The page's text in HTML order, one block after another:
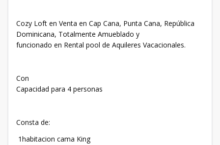
Cozy Loft en Venta en Cap Cana, Punta Cana, República
Dominicana, Totalmente Amueblado y
funcionado en Rental pool de Aquileres Vacacionales.
Con
Capacidad para 4 personas
Consta de:
1habitacion cama King